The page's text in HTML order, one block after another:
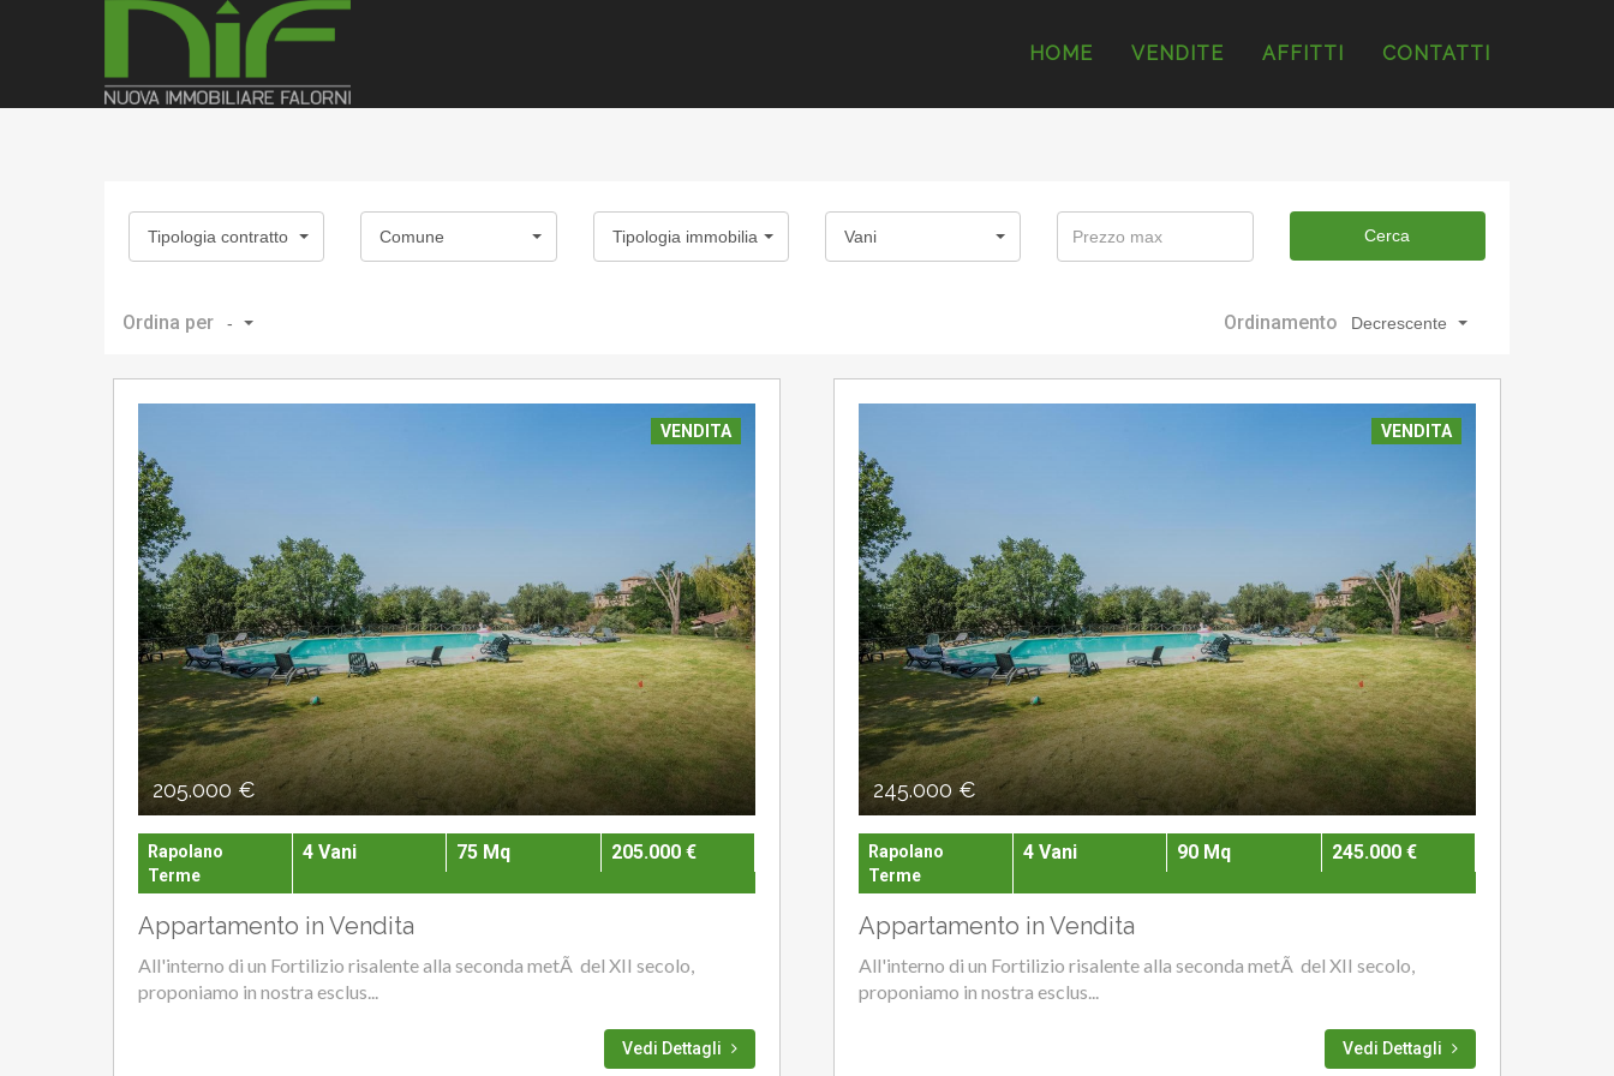
HOME VENDITE AFFITTI CONTATTI
Tipologia contratto Comune Tipologia immobiliare Vani Cerca
Ordina per - Ordinamento Decrescente
VENDITA
205.000 €
Rapolano
Terme
4 Vani 75 Mq 205.000 €
Appartamento in Vendita
All'interno di un Fortilizio risalente alla seconda metÃ del XII secolo,
proponiamo in nostra esclus...
Vedi Dettagli
VENDITA
245.000 €
Rapolano
Terme
4 Vani 90 Mq 245.000 €
Appartamento in Vendita
All'interno di un Fortilizio risalente alla seconda metÃ del XII secolo,
proponiamo in nostra esclus...
Vedi Dettagli